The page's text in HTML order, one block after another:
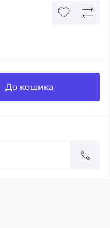
До кошика